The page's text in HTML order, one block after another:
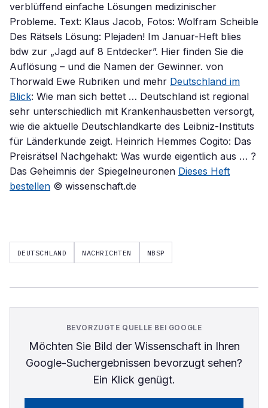
verblüffend einfache Lösungen medizinischer
Probleme. Text: Klaus Jacob, Fotos: Wolfram Scheible
Des Rätsels Lösung: Plejaden! Im Januar-Heft blies
bdw zur „Jagd auf 8 Entdecker”. Hier finden Sie die
Auflösung – und die Namen der Gewinner. von
Thorwald Ewe Rubriken und mehr Deutschland im
Blick: Wie man sich bettet … Deutschland ist regional
sehr unterschiedlich mit Krankenhausbetten versorgt,
wie die aktuelle Deutschlandkarte des Leibniz-Instituts
für Länderkunde zeigt. Heinrich Hemmes Cogito: Das
Preisrätsel Nachgehakt: Was wurde eigentlich aus … ?
Das Geheimnis der Spiegelneuronen Dieses Heft
bestellen © wissenschaft.de
DEUTSCHLAND NACHRICHTEN NBSP
BEVORZUGTE QUELLE BEI GOOGLE
Möchten Sie Bild der Wissenschaftin Ihren
Google-Suchergebnissen bevorzugt sehen?
Ein Klick genügt.